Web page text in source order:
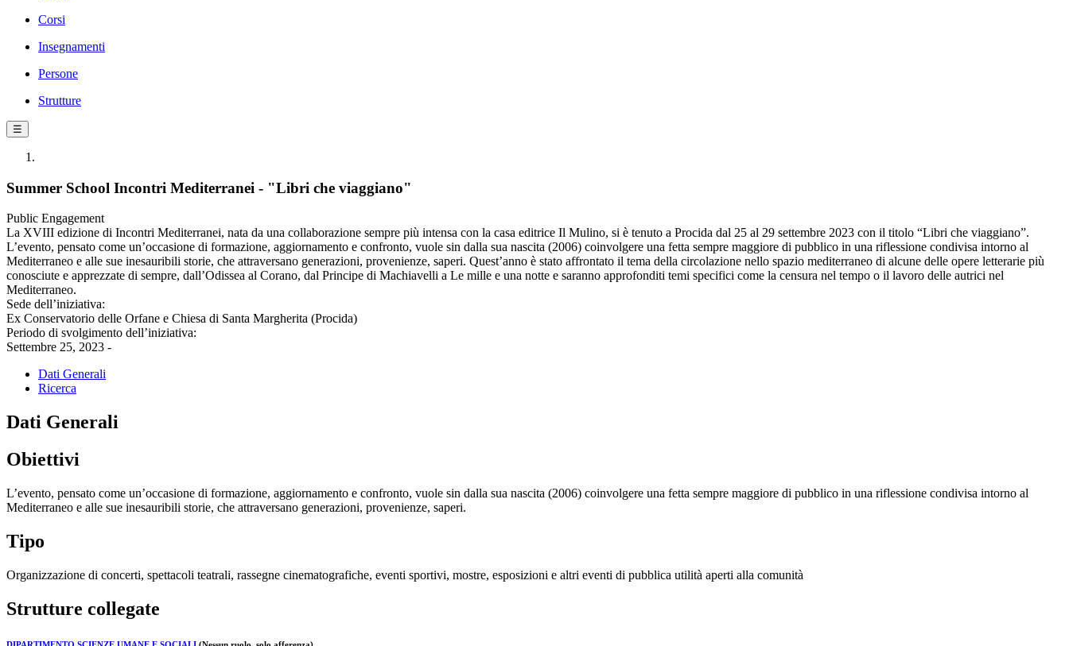
Corsi
Insegnamenti
Persone
Strutture
☰
Summer School Incontri Mediterranei - "Libri che viaggiano"
Public Engagement
La XVIII edizione di Incontri Mediterranei, nata da una collaborazione sempre più intensa con la casa editrice Il Mulino, si è tenuto a Procida dal 25 al 29 settembre 2023 con il titolo “Libri che viaggiano”.
L’evento, pensato come un’occasione di formazione, aggiornamento e confronto, vuole sin dalla sua nascita (2006) coinvolgere una fetta sempre maggiore di pubblico in una riflessione condivisa intorno al
Mediterraneo e alle sue inesauribili storie, che attraversano generazioni, provenienze, saperi. Quest’anno è stato affrontato il tema della circolazione nello spazio mediterraneo di alcune delle opere letterarie più
conosciute e apprezzate di sempre, dall’Odissea al Corano, dal Principe di Machiavelli a Le mille e una notte e saranno approfonditi temi specifici come la censura nel tempo o il lavoro delle autrici nel
Mediterraneo.
Sede dell’iniziativa:
Ex Conservatorio delle Orfane e Chiesa di Santa Margherita (Procida)
Periodo di svolgimento dell’iniziativa:
Settembre 25, 2023 -
Dati Generali
Ricerca
Dati Generali
Obiettivi
L’evento, pensato come un’occasione di formazione, aggiornamento e confronto, vuole sin dalla sua nascita (2006) coinvolgere una fetta sempre maggiore di pubblico in una riflessione condivisa intorno al
Mediterraneo e alle sue inesauribili storie, che attraversano generazioni, provenienze, saperi.
Tipo
Organizzazione di concerti, spettacoli teatrali, rassegne cinematografiche, eventi sportivi, mostre, esposizioni e altri eventi di pubblica utilità aperti alla comunità
Strutture collegate